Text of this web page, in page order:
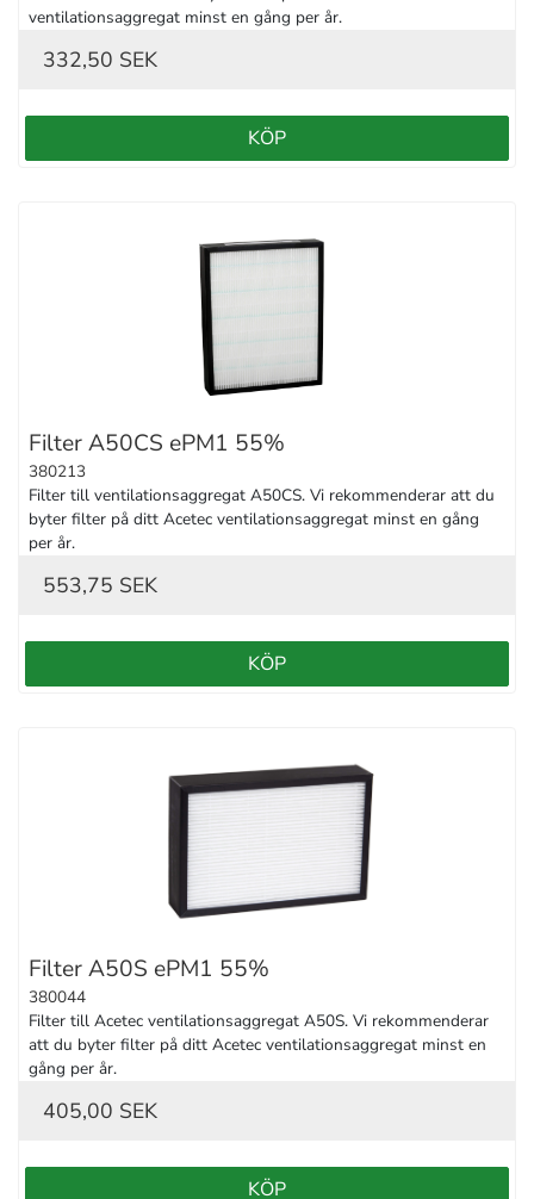
ventilationsaggregat minst en gång per år.
332,50 SEK
KÖP
Filter A50CS ePM1 55%
380213
Filter till ventilationsaggregat A50CS. Vi rekommenderar att du
byter filter på ditt Acetec ventilationsaggregat minst en gång
per år.
553,75 SEK
KÖP
Filter A50S ePM1 55%
380044
Filter till Acetec ventilationsaggregat A50S. Vi rekommenderar
att du byter filter på ditt Acetec ventilationsaggregat minst en
gång per år.
405,00 SEK
KÖP